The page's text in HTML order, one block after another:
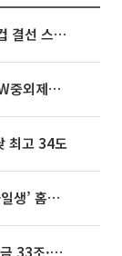
한화생명, 젠지에 2-1 역전승⋯KeSPA컵 결선 스테이지 2 직행
[오늘의 주요공시] 삼성바이오에피스·JW중외제약·한미반도체·SK바이오사이언스 등
최고 34도
“문 열었지만 매대는 아직 비어”…‘구사일생’ 홈플러스, 정상화 시험대[르포]
얼어붙은 코스피 '투심'…하락장에 예탁금 33조·빚투 9조원 감소